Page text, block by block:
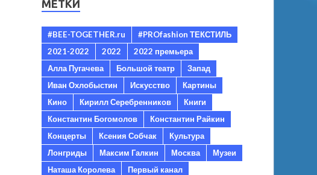
МЕТКИ
#BEE-TOGETHER.ru
#PROfashion ТЕКСТИЛЬ
2021-2022
2022
2022 премьера
Алла Пугачева
Большой театр
Запад
Иван Охлобыстин
Искусство
Картины
Кино
Кирилл Серебренников
Книги
Константин Богомолов
Константин Райкин
Концерты
Ксения Собчак
Культура
Лонгриды
Максим Галкин Москва
Музеи
Наташа Королева
Первый канал